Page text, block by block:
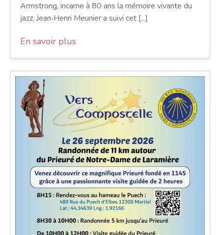
Armstrong, incarne à 80 ans la mémoire vivante du
jazz. Jean‑Henri Meunier a suivi cet [...]
En savoir plus